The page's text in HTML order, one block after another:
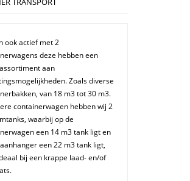
ook actief met 2
deze hebben een
aan
Zoals diverse
van 18 m3 tot 30 m3.
containerwagen hebben wij 2
waarbij op de
een 14 m3 tank ligt en
een 22 m3 tank ligt,
bij een krappe laad- en/of